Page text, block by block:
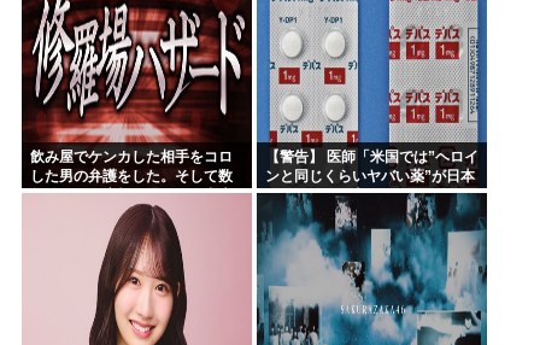
飲み屋でケンカした相手をコロ
した男の弁護をした。そして数
年後、因果応報を思わせる出来
【警告】 医師「米国では”ヘロイ
ンと同じくらいヤバい薬”が日本
では平気で処方されてる」